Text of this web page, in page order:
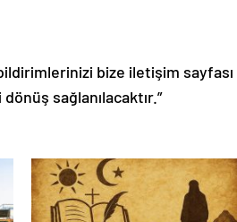
bize iletişim sayfası
sağlanılacaktır.”